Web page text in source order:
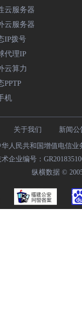
云服务器
云服务器
IP拨号
代理IP
云算力
PPTP
机
关于我们 新闻公
华人民共和国增值电信
企业编号：
纵横数据 ©